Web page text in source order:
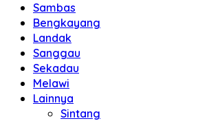
Sambas
Bengkayang
Landak
Sanggau
Sekadau
Melawi
Lainnya
Sintang